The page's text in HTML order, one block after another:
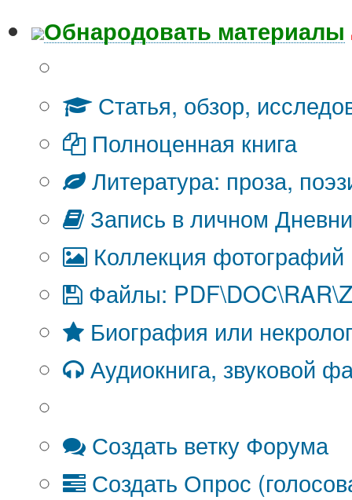
Обнародовать материалы
Статья, обзор,
Полноценная книга
Литература: проза,
Запись в личном
Коллекция фотографий
Файлы:
Биография или
Аудиокнига, звуковой
Создать ветку Форума
Создать Опрос